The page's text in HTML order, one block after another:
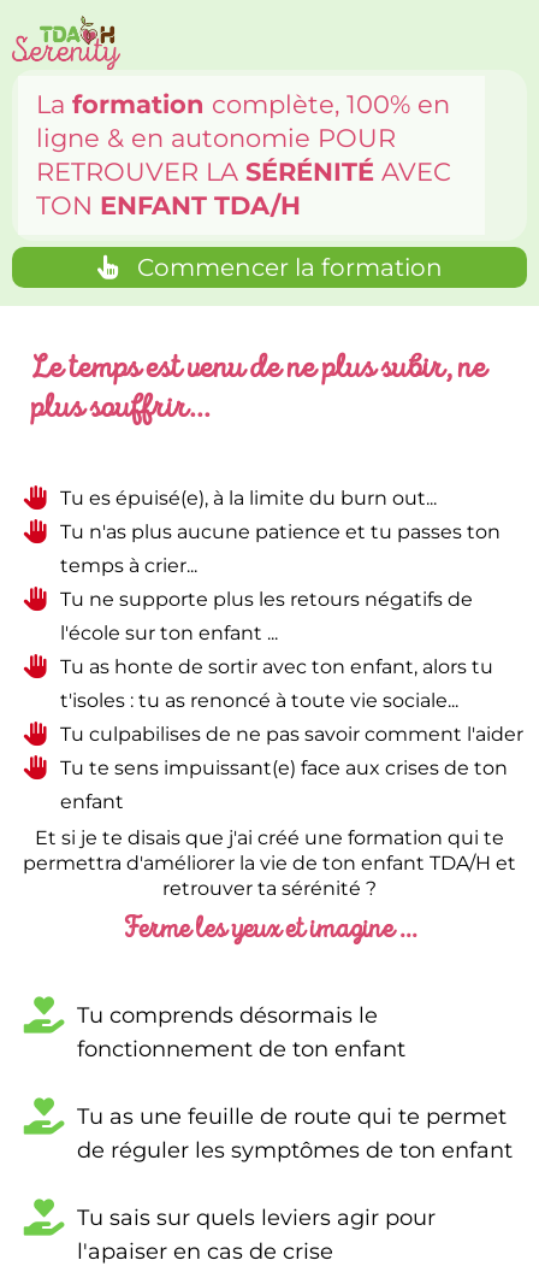
La formation complète, 100% en
ligne & en autonomie POUR
RETROUVER LA SÉRÉNITÉ AVEC
TON ENFANT TDA/H
Commencer la formation
Le temps est venu de ne plus subir, ne
plus souffrir...
Tu es épuisé(e), à la limite du burn out...
Tu n'as plus aucune patience et tu passes ton
temps à crier...
Tu ne supporte plus les retours négatifs de
l'école sur ton enfant ...
Tu as honte de sortir avec ton enfant, alors tu
t'isoles : tu as renoncé à toute vie sociale...
Tu culpabilises de ne pas savoir comment l'aider
Tu te sens impuissant(e) face aux crises de ton
enfant
Et si je te disais que j'ai créé une formation qui te
permettra d'améliorer la vie de ton enfant TDA/H et
retrouver ta sérénité ?
Ferme les yeux et imagine ...
Tu comprends désormais le
fonctionnement de ton enfant
Tu as une feuille de route qui te permet
de réguler les symptômes de ton enfant
Tu sais sur quels leviers agir pour
l'apaiser en cas de crise